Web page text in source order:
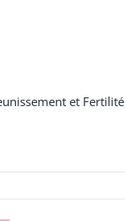
et Fertilité